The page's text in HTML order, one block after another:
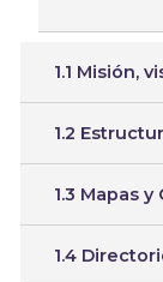
1.1 Misión,
1.2
1.3 Mapas
1.4